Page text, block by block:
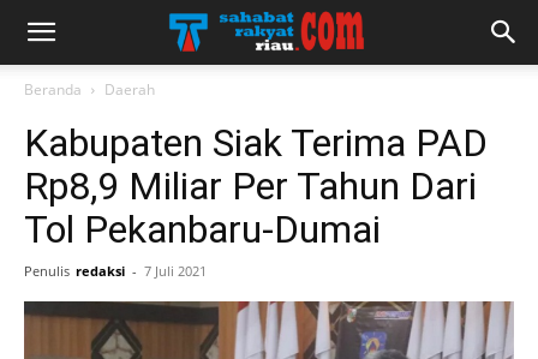
Beranda Daerah
Kabupaten Siak Terima PAD
Rp8,9 Miliar Per Tahun Dari
Tol Pekanbaru-Dumai
Penulis redaksi - 7 Juli 2021